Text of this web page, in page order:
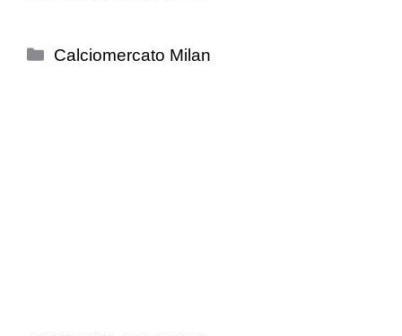
Categorie
Calciomercato Milan